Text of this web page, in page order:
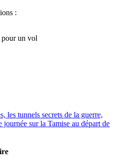
:
pour un vol
les tunnels secrets de la guerre,
sur la Tamise au départ de